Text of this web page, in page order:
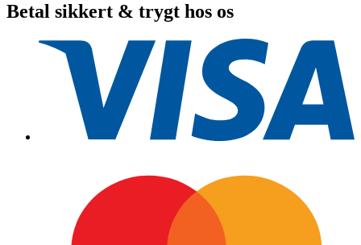
1,9m,
Betal sikkert & trygt hos os